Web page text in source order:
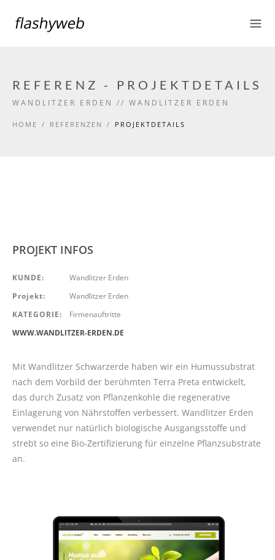
REFERENZ - PROJEKTDETAILS
WANDLITZER ERDEN // WANDLITZER ERDEN
HOME / REFERENZEN / PROJEKTDETAILS
PROJEKT INFOS
KUNDE:
Wandlitzer Erden
Projekt:
Wandlitzer Erden
KATEGORIE:
Firmenauftritte
WWW.WANDLITZER-ERDEN.DE
Mit Wandlitzer Schwarzerde haben wir ein Humussubstrat
nach dem Vorbild der berühmten Terra Preta entwickelt,
das durch Zusatz von Pflanzenkohle die regenerative
Einlagerung von Nährstoffen verbessert. Wandlitzer Erden
verwendet nur natürlich biologische Ausgangsstoffe und
strebt so eine Bio-Zertifizierung für einzelne Pflanzsubstrate
an.